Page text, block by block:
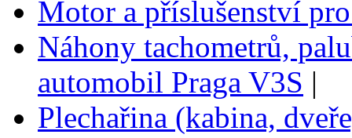
Motor a příslušenství
Náhony tachometrů,
automobil Praga V3S |
Plechařina (kabina,